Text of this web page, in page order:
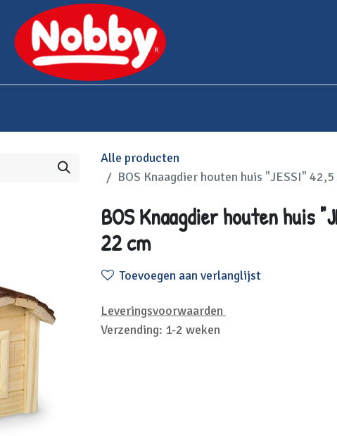
Alle producten
BOS Knaagdier houten huis "JESSI"
BOS Knaagdier houten huis
22 cm
Toevoegen aan verlanglijst
Leveringsvoorwaarden
Verzending: 1-2 weken